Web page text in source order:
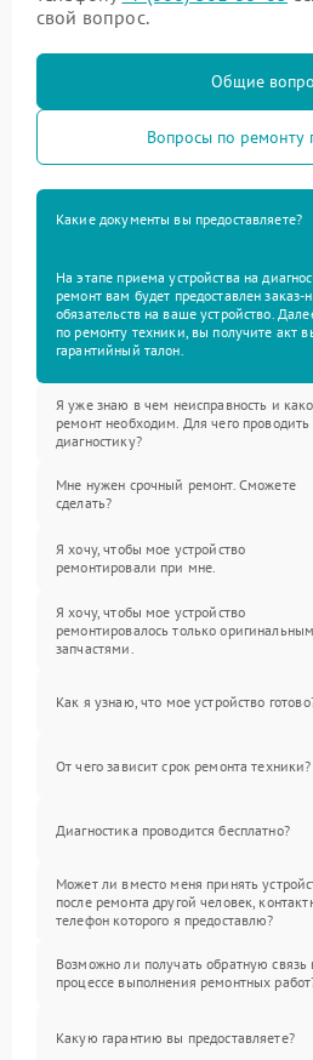
свой вопрос.
Общие
Вопросы по ремонту
Какие документы вы предоставляете?
На этапе приема устройства на
ремонт вам будет предоставлен
обязательств на ваше устройство.
по ремонту техники, вы получите акт
гарантийный талон.
Я уже знаю в чем неисправность и
ремонт необходим. Для чего проводить
диагностику?
Мне нужен срочный ремонт. Сможете
сделать?
Я хочу, чтобы мое устройство
ремонтировали при мне.
Я хочу, чтобы мое устройство
ремонтировалось только
запчастями.
Как я узнаю, что мое устройство
От чего зависит срок ремонта техники?
Диагностика проводится бесплатно?
Может ли вместо меня принять
после ремонта другой человек,
телефон которого я предоставлю?
Возможно ли получать обратную связь
процессе выполнения ремонтных
Какую гарантию вы предоставляете?